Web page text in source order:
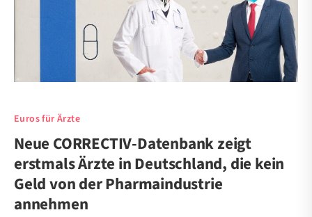
Euros für Ärzte
Neue CORRECTIV-Datenbank zeigt
erstmals Ärzte in Deutschland, die kein
Geld von der Pharmaindustrie
annehmen